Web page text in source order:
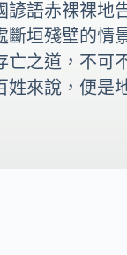
諺語赤裸裸地
斷垣殘壁的情
亡之道，不可
來說，便是